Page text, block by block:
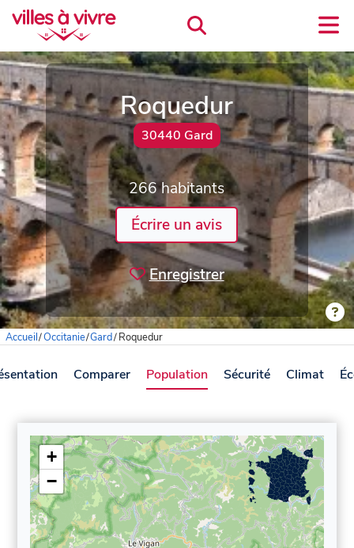
Roquedur
30440 Gard
266 habitants
Écrire un avis
Enregistrer
Accueil/Occitanie/Gard/Roquedur
Comparer Population Sécurité Climat
+
−